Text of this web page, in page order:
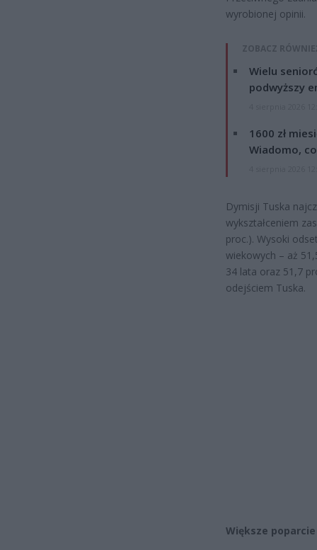
wyrobionej opinii.
ZOBACZ
Wielu
podwyższy
1600 zł
Wiadomo,
Dymisji Tuska
wykształceniem
proc.). Wysoki
wiekowych – aż
34 lata oraz 51,7
odejściem Tuska.
Większe